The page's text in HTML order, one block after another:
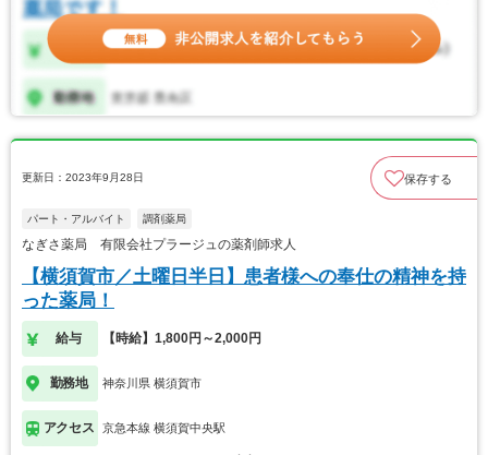
更新日：2023年9月28日 保存する
パート・アルバイト 調剤薬局
なぎさ薬局 有限会社プラージュの薬剤師求人
【横須賀市／土曜日半日】患者様への奉仕の精神を持
った薬局！
給与 【時給】1,800円～2,000円
勤務地 神奈川県 横須賀市
アクセス 京急本線 横須賀中央駅